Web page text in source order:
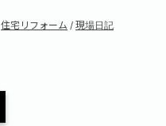
住宅リフォーム / 現場日記